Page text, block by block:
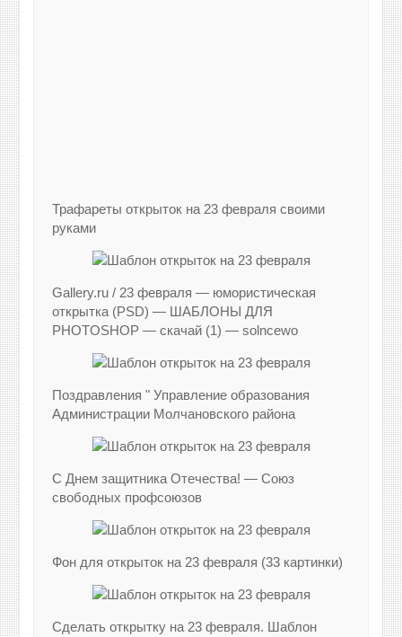
Трафареты открыток на 23 февраля своими
руками
Gallery.ru / 23 февраля — юмористическая
открытка (PSD) — ШАБЛОНЫ ДЛЯ
PHOTOSHOP — скачай (1) — solncewo
Поздравления " Управление образования
Администрации Молчановского района
С Днем защитника Отечества! — Союз
свободных профсоюзов
Фон для открыток на 23 февраля (33 картинки)
Сделать открытку на 23 февраля. Шаблон